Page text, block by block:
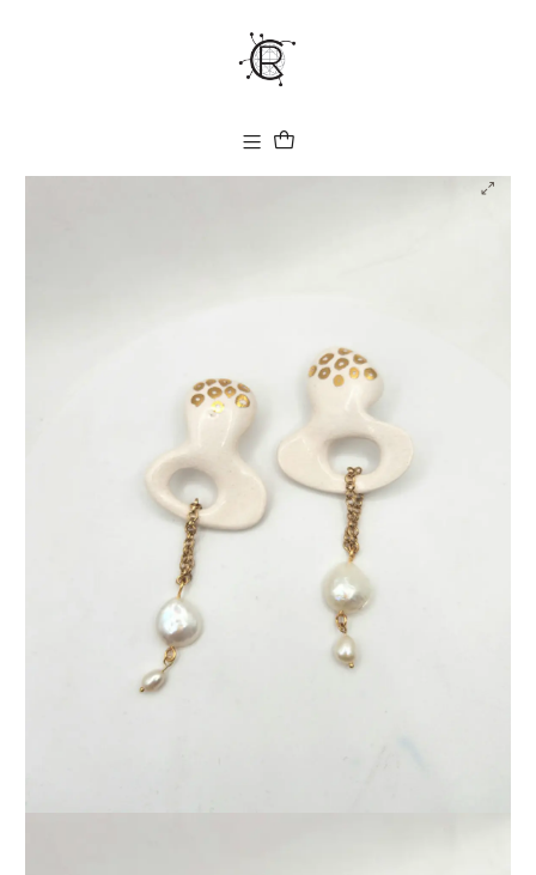
Colección Ringu Nacarada
Aros de Porcelana Esmaltada con Lustre de Oro y Perlas Barrocas